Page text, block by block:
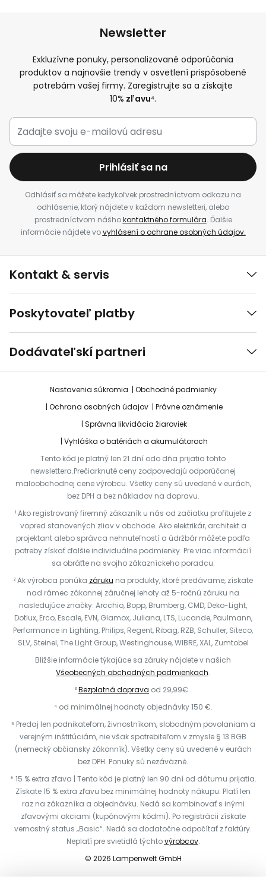
Newsletter
Exkluzívne ponuky, personalizované odporúčania
produktov a najnovšie trendy v osvetlení prispôsobené
potrebám vašej firmy. Zaregistrujte sa a získajte
10% zľavu⁴.
Prihlásiť sa na
Odhlásiť sa môžete kedykoľvek prostredníctvom odkazu na
odhlásenie, ktorý nájdete v každom newsletteri, alebo
prostredníctvom nášhokontaktného formulára. Ďalšie
informácie nájdete vovyhlásení o ochrane osobných údajov.
Kontakt & servis
Poskytovateľ platby
Dodávateľskí partneri
Nastavenia súkromia
Obchodné podmienky
Ochrana osobných údajov
Právne oznámenie
Správna likvidácia žiaroviek
Vyhláška o batériách a akumulátoroch
Tento kód je platný len 21 dní odo dňa prijatia tohto
newslettera.Prečiarknuté ceny zodpovedajú odporúčanej
maloobchodnej cene výrobcu. Všetky ceny sú uvedené v eurách,
bez DPH a bez nákladov na dopravu.
¹ Ako registrovaný firemný zákazník u nás od začiatku profitujete z
vopred stanovených zliav v obchode. Ako elektrikár, architekt a
projektant alebo správca nehnuteľností a údržbár môžete podľa
potreby získať ďalšie individuálne podmienky. Pre viac informácií
sa obráťte na svojho zákazníckeho poradcu.
² Ak výrobca ponúka záruku na produkty, ktoré predávame, získate
nad rámec zákonnej záručnej lehoty až 5-ročnú záruku na
nasledujúce značky: Arcchio, Bopp, Brumberg, CMD, Deko-Light,
Dotlux, Erco, Escale, EVN, Glamox, Juliana, LTS, Lucande, Paulmann,
Performance in Lighting, Philips, Regent, Ribag, RZB, Schuller, Siteco,
SLV, Steinel, The Light Group, Westinghouse, WIBRE, XAL, Zumtobel
Bližšie informácie týkajúce sa záruky nájdete v našich
Všeobecných obchodných podmienkach.
³Bezplatná doprava od 29,99€.
⁴ od minimálnej hodnoty objednávky 150 €.
⁵ Predaj len podnikateľom, živnostníkom, slobodným povolaniam a
verejným inštitúciám, nie však spotrebiteľom v zmysle § 13 BGB
(nemecký občiansky zákonník). Všetky ceny sú uvedené v eurách
bez DPH. Ponuky sú nezáväzné.
* 15 % extra zľava | Tento kód je platný len 90 dní od dátumu prijatia.
Získate 15 % extra zľavu bez minimálnej hodnoty nákupu. Platí len
raz na zákazníka a objednávku. Nedá sa kombinovať s inými
zľavovými akciami (kupónovými kódmi). Po registrácii získate
vernostný status „Basic“. Nedá sa dodatočne odpočítať z faktúry.
Neplatí pre svietidlá týchtovýrobcov.
© 2026 Lampenwelt GmbH